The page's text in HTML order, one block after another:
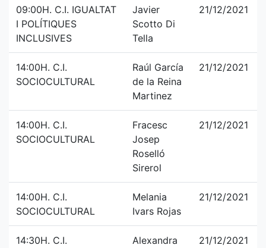
09:00H. C.I. IGUALTAT
I POLÍTIQUES
INCLUSIVES
Javier
Scotto Di
Tella
21/12/2021
14:00H. C.I.
SOCIOCULTURAL
Raúl García
de la Reina
Martinez
21/12/2021
14:00H. C.I.
SOCIOCULTURAL
Fracesc
Josep
Roselló
Sirerol
21/12/2021
14:00H. C.I.
SOCIOCULTURAL
Melania
Ivars Rojas
21/12/2021
14:30H. C.I.
Alexandra
21/12/2021